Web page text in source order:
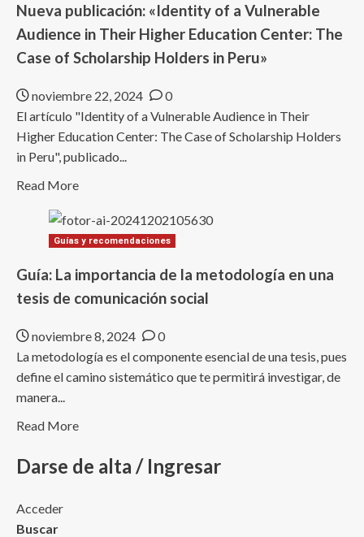
Investigación
de
los
y
Unidades
de
investigación
de
Universidad
San
de
Loyola
Nueva publicación: «Identity of a Vulnerable
Audience in Their Higher Education Center: The
Case of Scholarship Holders in Peru»
noviembre 22, 2024
0
El artículo "Identity of a Vulnerable Audience in Their
Higher Education Center: The Case of Scholarship Holders
in Peru", publicado...
Read MoreRead
about
Nueva
«Identity
of
Vulnerable
Audience
in
Higher
Center:
Guías y recomendaciones
Guía: La importancia de la metodología en una
tesis de comunicación social
noviembre 8, 2024
0
La metodología es el componente esencial de una tesis, pues
define el camino sistemático que te permitirá investigar, de
manera...
Read MoreRead
about
Darse de alta / Ingresar
Acceder
Buscar